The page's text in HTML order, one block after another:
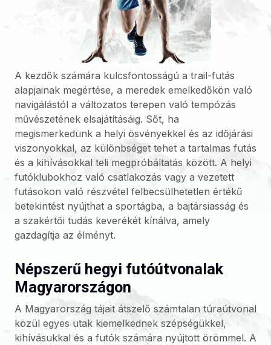
A kezdők számára kulcsfontosságú a trail-futás
alapjainak megértése, a meredek emelkedőkön való
navigálástól a változatos terepen való tempózás
művészetének elsajátításáig. Sőt, ha
megismerkedünk a helyi ösvényekkel és az időjárási
viszonyokkal, az különbséget tehet a tartalmas futás
és a kihívásokkal teli megpróbáltatás között. A helyi
futóklubokhoz való csatlakozás vagy a vezetett
futásokon való részvétel felbecsülhetetlen értékű
betekintést nyújthat a sportágba, a bajtársiasság és
a szakértői tudás keverékét kínálva, amely
gazdagítja az élményt.
Népszerű hegyi futóútvonalak
Magyarországon
A Magyarország tájait átszelő számtalan túraútvonal
közül egyes utak kiemelkednek szépségükkel,
kihívásukkal és a futók számára nyújtott örömmel. A